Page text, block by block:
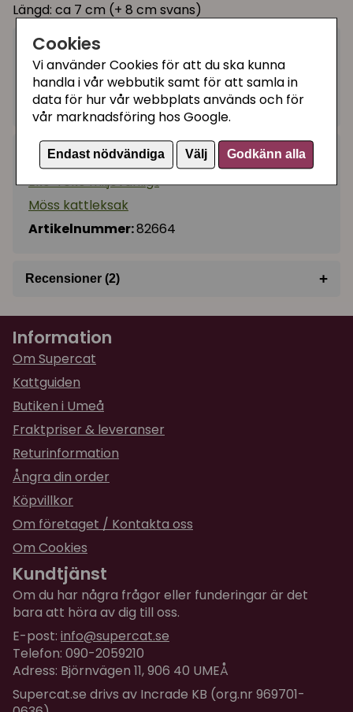
Cookies
Vi använder Cookies för att du ska kunna
handla i vår webbutik samt för att samla in
data för hur vår webbplats används och för
vår marknadsföring hos Google.
Endast nödvändiga Välj Godkänn alla
Längd: ca 7 cm (+ 8 cm svans)
25 kr Bevaka
Tillfälligt slut
Kategorier:
Eko-reko miljövänligt
Möss kattleksak
Artikelnummer:82664
Recensioner (2) +
Anna
för 2 år sedan
★★★★★
Agneta
för 2 år sedan
dög inte åt lilla herrn.
Information
Om Supercat
Kattguiden
Butiken i Umeå
Fraktpriser & leveranser
Returinformation
Ångra din order
Köpvillkor
Om företaget / Kontakta oss
Om Cookies
Kundtjänst
Om du har några frågor eller funderingar är det
bara att höra av dig till oss.
E-post: info@supercat.se
Telefon: 090-2059210
Adress: Björnvägen 11, 906 40 UMEÅ
Supercat.se drivs av Incrade KB (org.nr 969701-